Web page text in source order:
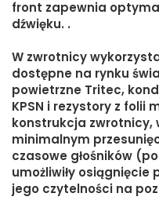
front zapewnia
dźwięku. .
W zwrotnicy
dostępne na rynku
powietrzne Tritec,
KPSN i rezystory z folii
konstrukcja zwrotnicy,
minimalnym
czasowe głośników
umożliwiły osiągnięcie
jego czytelności na